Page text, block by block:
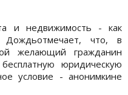
и недвижимость - как
Дождьотмечает, что, в
желающий гражданин
юридическую
условие - анонимкине